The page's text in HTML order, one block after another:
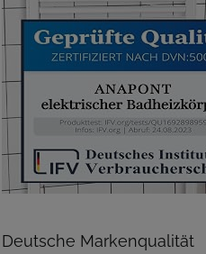
Deutsche Markenqualität